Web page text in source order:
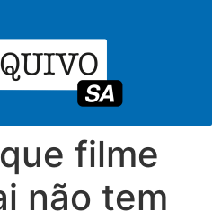
filme
não tem